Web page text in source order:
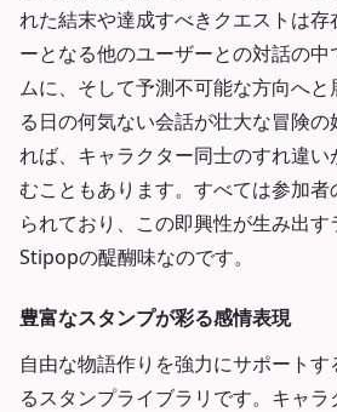
れた結末や達成すべきクエストは
ーとなる他のユーザーとの対話の中
ムに、そして予測不可能な方向へ
る日の何気ない会話が壮大な冒険
れば、キャラクター同士のすれ違
むこともあります。すべては参加
られており、この即興性が生み出す
Stipopの醍醐味なのです。
豊富なスタンプが彩る感情表現
自由な物語作りを強力にサポートす
るスタンプライブラリです。キャ